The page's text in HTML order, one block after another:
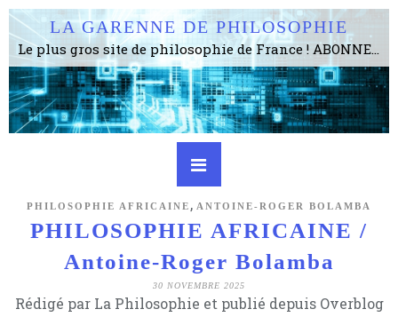
LA GARENNE DE PHILOSOPHIE
Le plus gros site de philosophie de France ! ABONNEZ-VOUS ! 4115 Articles, 1634 abonné·e·s, depuis 2006 . . . . . . . . 2 852 214 pages vues jusqu'à présent. Prestance et être apte à un plus grand nombre de choses.
PHILOSOPHIE AFRICAINE , ANTOINE-ROGER BOLAMBA
PHILOSOPHIE AFRICAINE /
Antoine-Roger Bolamba
30 NOVEMBRE 2025
Rédigé par La Philosophie et publié depuis Overblog